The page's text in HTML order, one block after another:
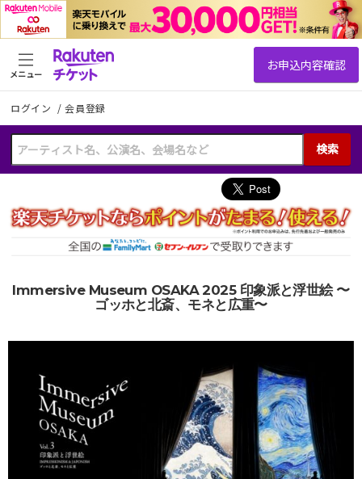
ログイン /会員登録
検索
メニュー
Immersive Museum OSAKA 2025 印象派と浮世絵 〜
ゴッホと北斎、モネと広重〜